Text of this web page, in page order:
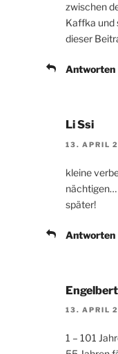
zwischen
Kaffka und
dieser
Antworten
Li Ssi
13. APRIL
kleine
später!
Antworten
Engelbert
13. APRIL
1 – 101